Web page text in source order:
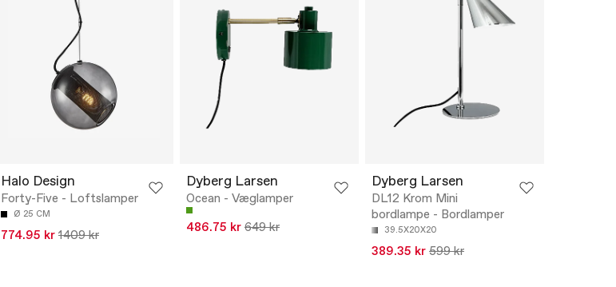
Halo Design
Forty-Five - Loftslamper
Ø 25 CM
774.95 kr 1409 kr
Dyberg Larsen
Ocean - Væglamper
486.75 kr 649 kr
Dyberg Larsen
DL12 Krom Mini
bordlampe - Bordlamper
39.5X20X20
389.35 kr 599 kr